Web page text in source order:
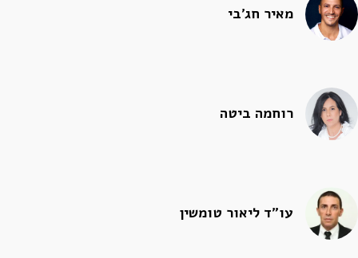
מאיר חג'בי
רוחמה ביטה
עו"ד ליאור טומשין